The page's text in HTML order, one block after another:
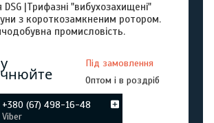
DSG |Трифазні "вибухозахищені"
з короткозамкненим ротором.
промисловість.
Під замовлення
Оптом і в роздріб
+380 (67) 498-16-48
Viber